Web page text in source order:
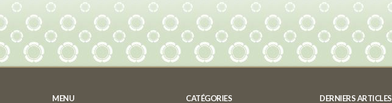
MENU CATÉGORIES DERNIERS ARTICLES